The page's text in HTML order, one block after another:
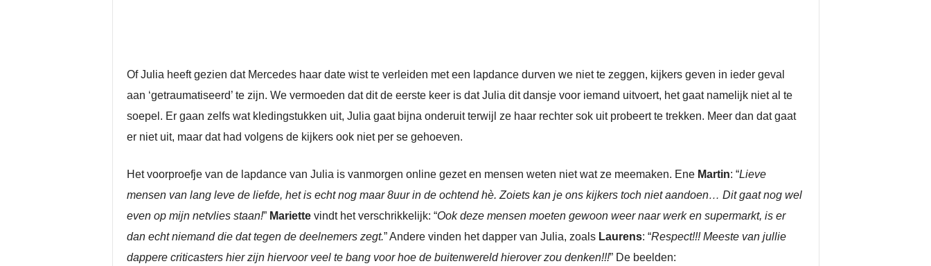
Of Julia heeft gezien dat Mercedes haar date wist te verleiden met een lapdance durven we niet te zeggen, kijkers geven in ieder geval
aan ‘getraumatiseerd’ te zijn. We vermoeden dat dit de eerste keer is dat Julia dit dansje voor iemand uitvoert, het gaat namelijk niet al te
soepel. Er gaan zelfs wat kledingstukken uit, Julia gaat bijna onderuit terwijl ze haar rechter sok uit probeert te trekken. Meer dan dat gaat
er niet uit, maar dat had volgens de kijkers ook niet per se gehoeven.
Het voorproefje van de lapdance van Julia is vanmorgen online gezet en mensen weten niet wat ze meemaken. Ene Martin: “Lieve
mensen van lang leve de liefde, het is echt nog maar 8uur in de ochtend hè. Zoiets kan je ons kijkers toch niet aandoen… Dit gaat nog wel
even op mijn netvlies staan!” Mariette vindt het verschrikkelijk: “Ook deze mensen moeten gewoon weer naar werk en supermarkt, is er
dan echt niemand die dat tegen de deelnemers zegt.” Andere vinden het dapper van Julia, zoals Laurens: “Respect!!! Meeste van jullie
dappere criticasters hier zijn hiervoor veel te bang voor hoe de buitenwereld hierover zou denken!!!” De beelden: